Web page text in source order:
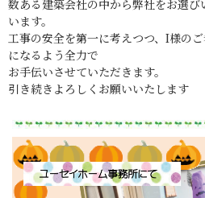
数ある建築会社の中から弊社をお選
います。
工事の安全を第一に考えつつ、I様の
になるよう全力で
お手伝いさせていただきます。
引き続きよろしくお願いいたします